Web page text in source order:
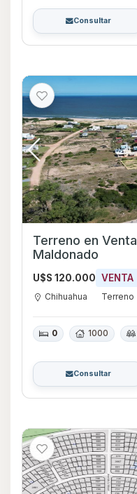
Consultar
Terreno en Venta en Chihuahua,
Maldonado
U$S 120.000 VENTA
Chihuahua Terreno
0 1000
Consultar